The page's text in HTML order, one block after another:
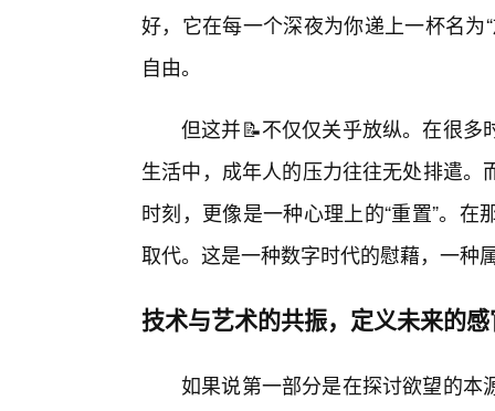
好，它在每一个深夜为你递上一杯名
自由。
但这并📝不仅仅关乎放纵。在很多
生活中，成年人的压力往往无处排遣
时刻，更像是一种心理上的“重置”。
取代。这是一种数字时代的慰藉，一种
技术与艺术的共振，定义未来的
如果说第一部分是在探讨欲望的本